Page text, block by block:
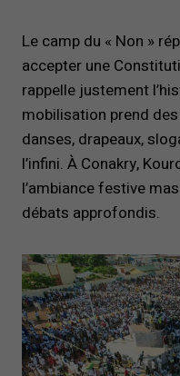
Le camp du « Non »
accepter une
rappelle justement
mobilisation prend
danses, drapeaux,
l’infini. À Conakry,
l’ambiance festive
débats approfondis.